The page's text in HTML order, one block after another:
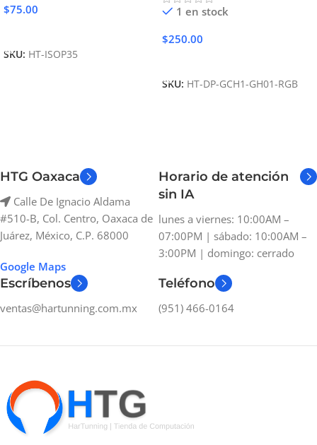
$75.00
SKU: HT-ISOP35
1 en stock
$250.00
SKU: HT-DP-GCH1-GH01-RGB
HTG Oaxaca
Calle De Ignacio Aldama
#510-B, Col. Centro, Oaxaca de
Juárez, México, C.P. 68000
Google Maps
Horario de atención
sin IA
lunes a viernes: 10:00AM –
07:00PM | sábado: 10:00AM –
3:00PM | domingo: cerrado
Escríbenos
ventas@hartunning.com.mx
Teléfono
(951) 466-0164